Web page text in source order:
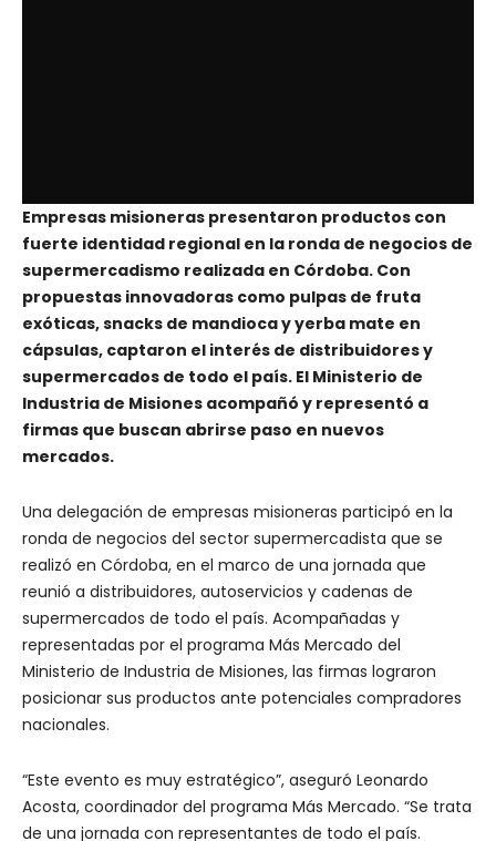
Empresas misioneras presentaron productos con
fuerte identidad regional en la ronda de negocios de
supermercadismo realizada en Córdoba. Con
propuestas innovadoras como pulpas de fruta
exóticas, snacks de mandioca y yerba mate en
cápsulas, captaron el interés de distribuidores y
supermercados de todo el país. El Ministerio de
Industria de Misiones acompañó y representó a
firmas que buscan abrirse paso en nuevos
mercados.
Una delegación de empresas misioneras participó en la
ronda de negocios del sector supermercadista que se
realizó en Córdoba, en el marco de una jornada que
reunió a distribuidores, autoservicios y cadenas de
supermercados de todo el país. Acompañadas y
representadas por el programa Más Mercado del
Ministerio de Industria de Misiones, las firmas lograron
posicionar sus productos ante potenciales compradores
nacionales.
“Este evento es muy estratégico”, aseguró Leonardo
Acosta, coordinador del programa Más Mercado. “Se trata
de una jornada con representantes de todo el país.